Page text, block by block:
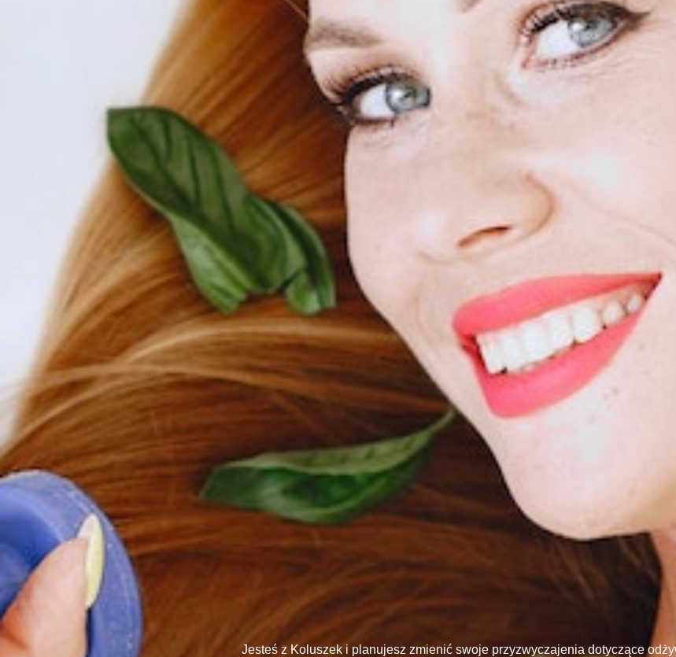
Jesteś z Koluszek i planujesz zmienić swoje przyzwyczajenia dotyczące